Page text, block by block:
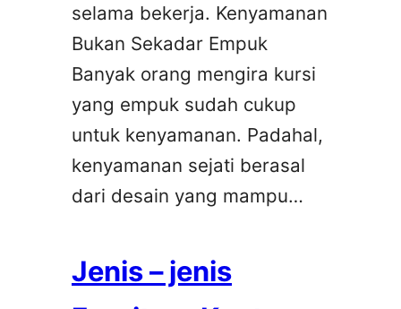
selama bekerja. Kenyamanan
Bukan Sekadar Empuk
Banyak orang mengira kursi
yang empuk sudah cukup
untuk kenyamanan. Padahal,
kenyamanan sejati berasal
dari desain yang mampu…
Jenis – jenis